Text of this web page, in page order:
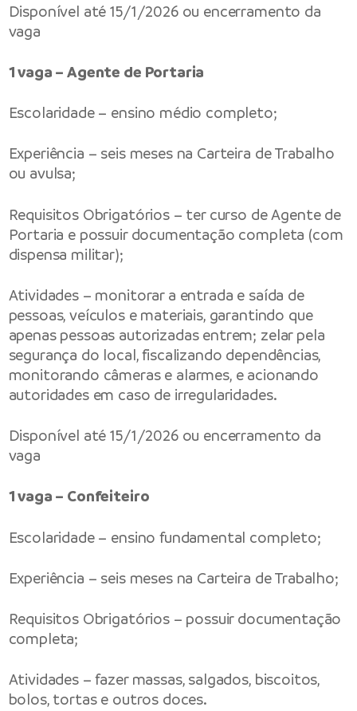
Disponível até 15/1/2026 ou encerramento da
vaga
1 vaga – Agente de Portaria
Escolaridade – ensino médio completo;
Experiência – seis meses na Carteira de Trabalho
ou avulsa;
Requisitos Obrigatórios – ter curso de Agente de
Portaria e possuir documentação completa (com
dispensa militar);
Atividades – monitorar a entrada e saída de
pessoas, veículos e materiais, garantindo que
apenas pessoas autorizadas entrem; zelar pela
segurança do local, fiscalizando dependências,
monitorando câmeras e alarmes, e acionando
autoridades em caso de irregularidades.
Disponível até 15/1/2026 ou encerramento da
vaga
1 vaga – Confeiteiro
Escolaridade – ensino fundamental completo;
Experiência – seis meses na Carteira de Trabalho;
Requisitos Obrigatórios – possuir documentação
completa;
Atividades – fazer massas, salgados, biscoitos,
bolos, tortas e outros doces.